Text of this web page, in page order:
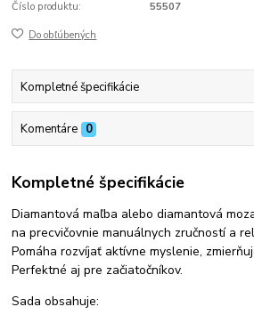
Číslo produktu: 55507
Do obľúbených
Kompletné špecifikácie
Komentáre 0
Kompletné špecifikácie
Diamantová maľba alebo diamantová
na precvičovnie manuálnych zručností a
Pomáha rozvíjať aktívne myslenie,
Perfektné aj pre začiatočníkov.
Sada obsahuje: